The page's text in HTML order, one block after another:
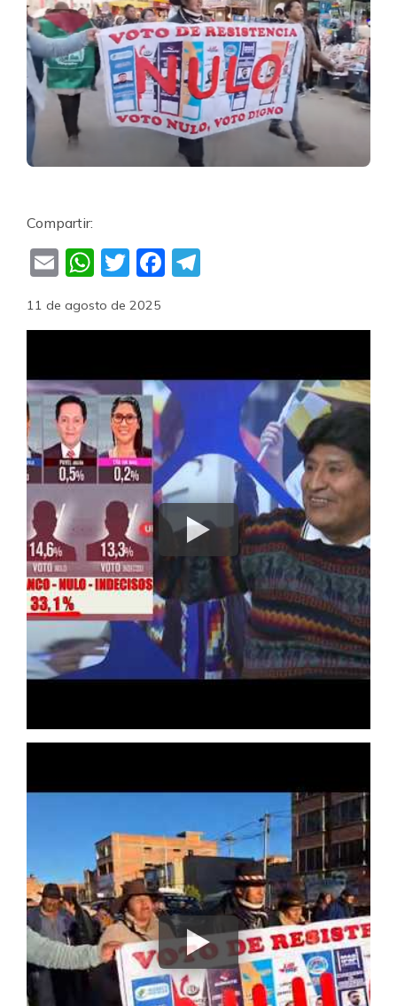
Compartir:
EmailWhatsApp
TwitterFacebook
11 de agosto de 2025